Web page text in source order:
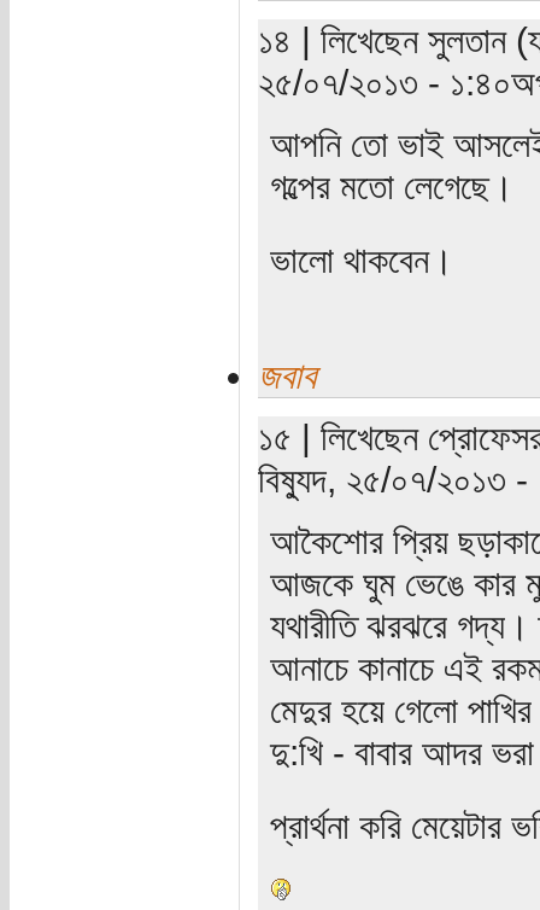
১৪ | লিখেছেন সুলতান
২৫/০৭/২০১৩ -
আপনি তো ভাই আসলেই
গল্পের মতো লেগেছে।
ভালো থাকবেন।
জবাব
১৫ | লিখেছেন
বিষ্যুদ, ২৫/০৭/২০১৩ -
আকৈশোর প্রিয়
আজকে ঘুম ভেঙে কার
যথারীতি ঝরঝরে গদ্য।
আনাচে কানাচে এই
মেদুর হয়ে গেলো
দু:খি - বাবার আদর
প্রার্থনা করি